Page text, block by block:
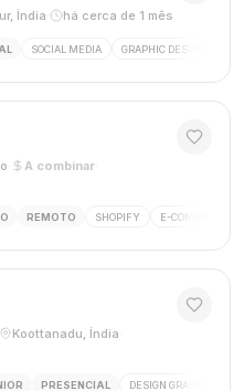
Índia há cerca de 1 mês
SOCIAL MEDIA GRAPHIC DESIGN
A combinar·
REMOTO SHOPIFY E-COMMERCE
Koottanadu, Índia
PRESENCIAL DESIGN GRÁFICO